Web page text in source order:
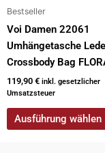
Bestseller
Voi Damen 22061
Umhängetasche
Crossbody Bag
119,90 € inkl. gesetzlicher
Umsatzsteuer
Ausführung wählen
gewählt
werden